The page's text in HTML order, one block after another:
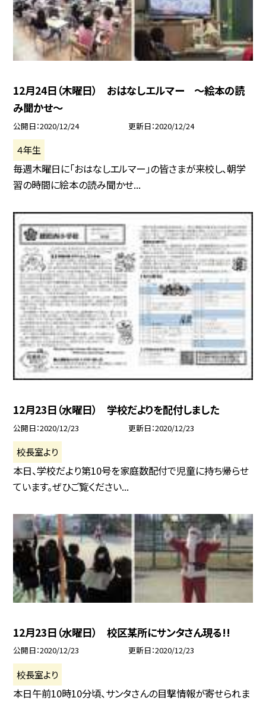
12月24日（木曜日） おはなしエルマー 〜絵本の読
み聞かせ〜
公開日 2020/12/24 更新日 2020/12/24
４年生
毎週木曜日に「おはなしエルマー」の皆さまが来校し、朝学
習の時間に絵本の読み聞かせ...
12月23日（水曜日） 学校だよりを配付しました
公開日 2020/12/23 更新日 2020/12/23
校長室より
本日、学校だより第10号を家庭数配付で児童に持ち帰らせ
ています。ぜひご覧ください...
12月23日（水曜日） 校区某所にサンタさん現る!!
公開日 2020/12/23 更新日 2020/12/23
校長室より
本日午前10時10分頃、サンタさんの目撃情報が寄せられま